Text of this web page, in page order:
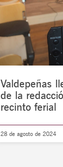
Valdepeñas
de la
recinto ferial
28 de agosto de 2024